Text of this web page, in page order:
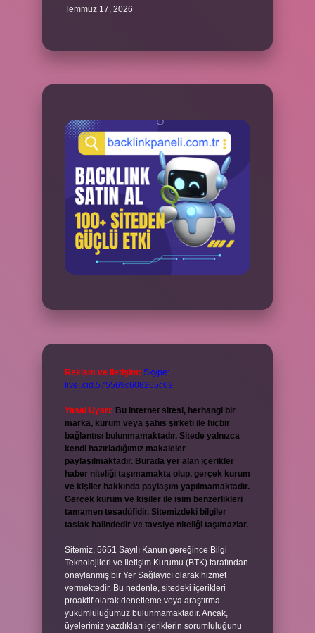
Temmuz 17, 2026
Reklam ve İletişim: Skype:
live:.cid.575569c608265c69
Yasal Uyarı: Bu internet sitesi, herhangi bir
marka, kurum veya şahıs şirketi ile hiçbir
bağlantısı bulunmamaktadır. Sitede yalnızca
kendi hazırladığımız makaleler
paylaşılmaktadır. Burada yer alan içerikler
haber niteliği taşımamakta olup, gerçek kurum
ve kişiler hakkında paylaşım yapılmamaktadır.
Gerçek kurum ve kişiler ile isim benzerlikleri
tamamen tesadüfidir. Sitemizdeki bilgiler
taslak halindedir ve tavsiye niteliği taşımazlar.
Sitemiz, 5651 Sayılı Kanun gereğince Bilgi
Teknolojileri ve İletişim Kurumu (BTK) tarafından
onaylanmış bir Yer Sağlayıcı olarak hizmet
vermektedir. Bu nedenle, sitedeki içerikleri
proaktif olarak denetleme veya araştırma
yükümlülüğümüz bulunmamaktadır. Ancak,
üyelerimiz yazdıkları içeriklerin sorumluluğunu